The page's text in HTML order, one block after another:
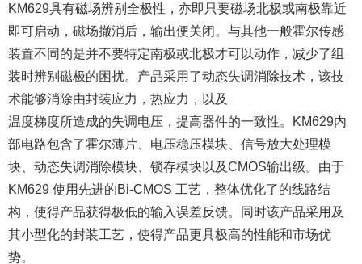
KM629具有磁场辨别全极性，亦即只要磁场北极或南极靠近
即可启动，磁场撤消后，输出便关闭。与其他一般霍尔传感
装置不同的是并不要特定南极或北极才可以动作，减少了组
装时辨别磁极的困扰。产品采用了动态失调消除技术，该技
术能够消除由封装应力，热应力，以及
温度梯度所造成的失调电压，提高器件的一致性。KM629内
部电路包含了霍尔薄片、电压稳压模块、信号放大处理模
块、动态失调消除模块、锁存模块以及CMOS输出级。由于
KM629 使用先进的Bi-CMOS 工艺，整体优化了的线路结
构，使得产品获得极低的输入误差反馈。同时该产品采用及
其小型化的封装工艺，使得产品更具极高的性能和市场优
势。